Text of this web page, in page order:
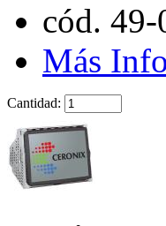
cód.
Más
Cantidad: